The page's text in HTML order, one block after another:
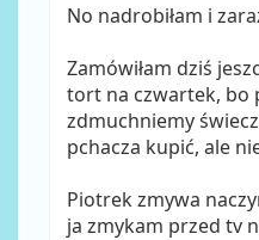
No nadrobiłam i
Zamówiłam dziś
tort na czwartek, bo
zdmuchniemy
pchacza kupić, ale
Piotrek zmywa
ja zmykam przed tv